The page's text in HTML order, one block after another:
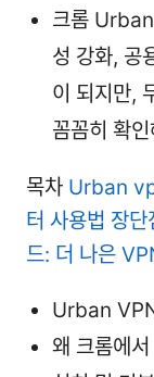
크롬
성 강화, 공
이 되지만,
꼼꼼히 확
목차 Urban
터 사용법 장
드: 더 나은
Urban
왜 크롬에